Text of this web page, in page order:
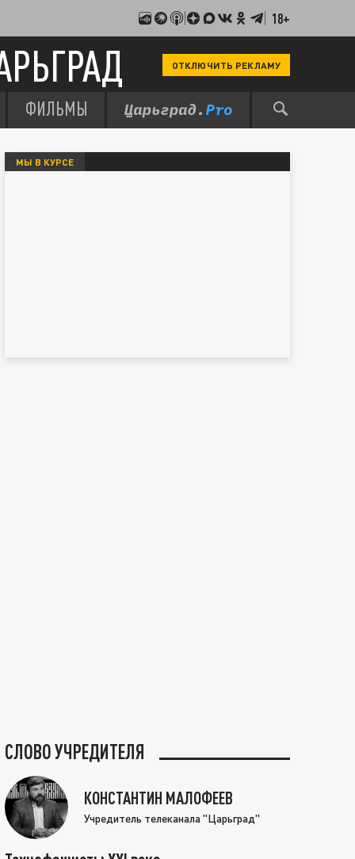
18+
ОТКЛЮЧИТЬ РЕКЛАМУ
ФИЛЬМЫ
МЫ В КУРСЕ
СЛОВО УЧРЕДИТЕЛЯ
КОНСТАНТИН МАЛОФЕЕВ
Учредитель телеканала "Царьград"